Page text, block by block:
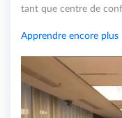
tant que centre de
Apprendre encore plus